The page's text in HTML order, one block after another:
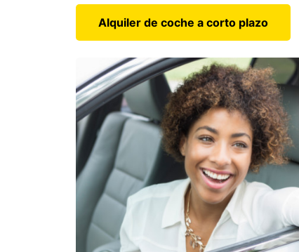
Alquiler de coche a corto plazo